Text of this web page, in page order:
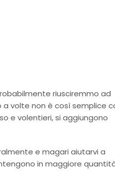
riusciremmo ad
volte non è così semplice
e volentieri, si aggiungono
e magari aiutarvi a
in maggiore